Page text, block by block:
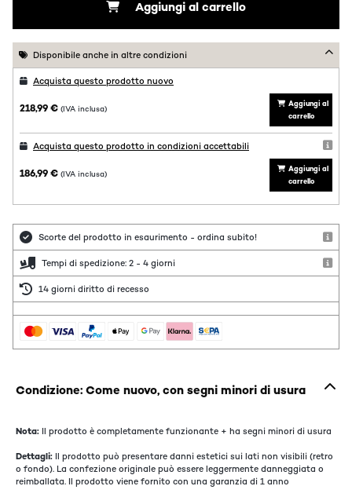
Aggiungi al carrello
Disponibile anche in altre condizioni
Acquista questo prodotto nuovo
218,99 € (IVA inclusa)
Aggiungi al
carrello
Acquista questo prodotto in condizioni accettabili
186,99 € (IVA inclusa)
Aggiungi al
carrello
Scorte del prodotto in esaurimento - ordina subito!
Tempi di spedizione: 2 - 4 giorni
14 giorni diritto di recesso
Condizione: Come nuovo, con segni minori di usura
Nota: Il prodotto è completamente funzionante + ha segni minori di usura
Dettagli: Il prodotto può presentare danni estetici sui lati non visibili (retro
o fondo). La confezione originale può essere leggermente danneggiata o
reimballata. Il prodotto viene fornito con una garanzia di 1 anno